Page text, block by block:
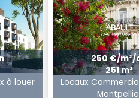
à louer
250 €/m²/
251 m²
Locaux